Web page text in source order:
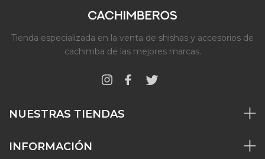
Tienda especializada en la venta de shishas y accesorios de
cachimba de las mejores marcas.
NUESTRAS TIENDAS
INFORMACIÓN